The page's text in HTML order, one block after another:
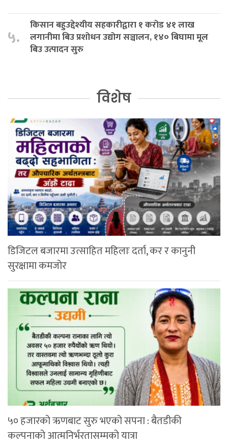
५.
किसान बहुउद्देश्यीय सहकारीद्वारा १ करोड ४१ लाख
लगानीमा बिउ प्रशोधन उद्योग सञ्चालन, १४० बिघामा मूल
बिउ उत्पादन सुरु
विशेष
डिजिटल बजारमा उत्साहित महिलाः दर्ता, कर र कानुनी
सुरक्षामा कमजोर
५० हजारको ऋणबाट सुरु भएको सपना : बैतडीकी
कल्पनाको आत्मनिर्भरतासम्मको यात्रा